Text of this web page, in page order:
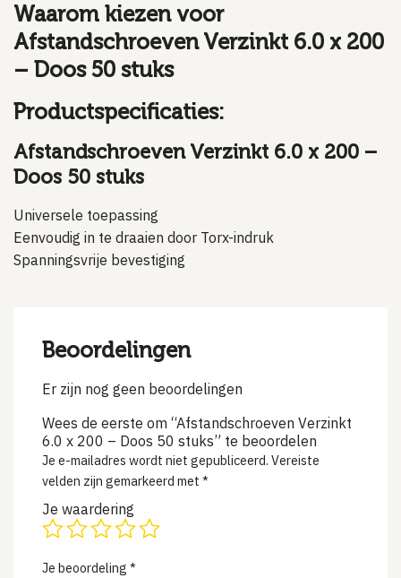
Waarom kiezen voor
Afstandschroeven Verzinkt 6.0 x 200
– Doos 50 stuks
Productspecificaties:
Afstandschroeven Verzinkt 6.0 x 200 –
Doos 50 stuks
Universele toepassing
Eenvoudig in te draaien door Torx-indruk
Spanningsvrije bevestiging
Beoordelingen
Er zijn nog geen beoordelingen
Wees de eerste om “Afstandschroeven Verzinkt
6.0 x 200 – Doos 50 stuks” te beoordelen
Je e-mailadres wordt niet gepubliceerd. Vereiste
velden zijn gemarkeerd met *
Je waardering
Je beoordeling *